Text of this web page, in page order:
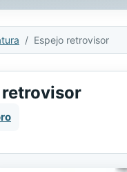
Espejo retrovisor
retrovisor